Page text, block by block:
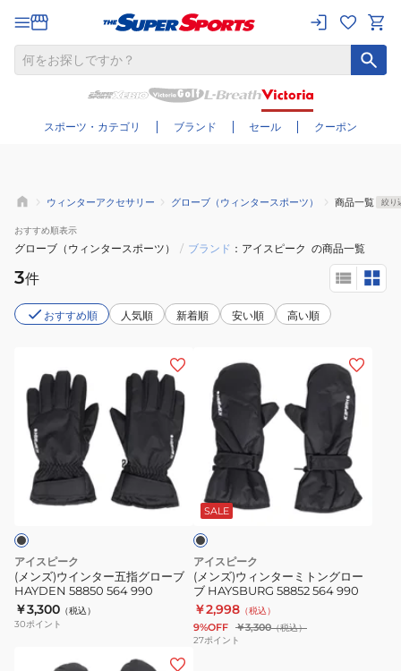
スポーツ・カテゴリ ブランド セール クーポン
さらに絞り込む
ウィンターアクセサリー グローブ（ウィンタースポーツ） 商品一覧 絞り
おすすめ順表示
グローブ（ウィンタースポーツ） / ブランド アイスピーク の商品一覧
3件
おすすめ順 人気順 新着順 安い順 高い順
ズ)
五
指
グ
ロ
ー
アイスピーク
(メンズ)ウインター五指グローブ
HAYDEN 58850 564 990
￥3,300 （税込）
30ポイント
ー
ミ
ト
ン
グ
ロ
ー
SALE
ブ
ラ
アイスピーク
(メンズ)ウィンターミトングロー
ブ HAYSBURG 58852 564 990
￥2,998 （税込）
9%OFF ￥3,300（税込）
27ポイント